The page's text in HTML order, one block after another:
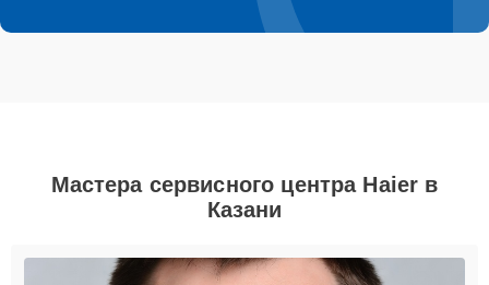
Мастера сервисного центра Haier в
Казани